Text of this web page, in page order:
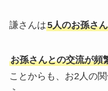
謙さんは5人のお孫さ
お孫さんとの交流が頻
ことからも、お2人の